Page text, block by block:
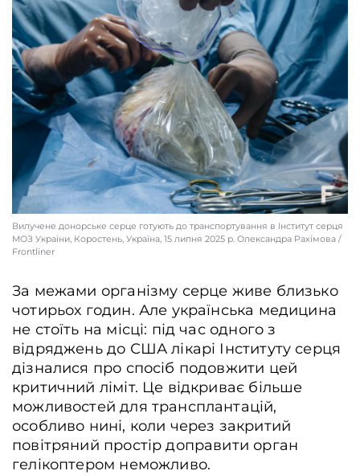
Вилучене донорське серце готують до транспортування в Інститут серця
МОЗ України, Коростень, Україна, 15 липня 2025 р. Олександра Рахімова /
Frontliner
За межами організму серце живе близько
чотирьох годин. Але українська медицина
не стоїть на місці: під час одного з
відряджень до США лікарі Інституту серця
дізналися про спосіб подовжити цей
критичний ліміт. Це відкриває більше
можливостей для трансплантацій,
особливо нині, коли через закритий
повітряний простір доправити орган
гелікоптером неможливо.